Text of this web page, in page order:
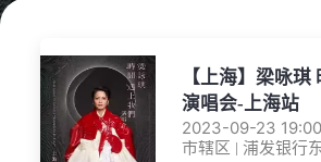
【上海】梁咏琪
演唱会-上海站
2023-09-23
市辖区 | 浦发银行